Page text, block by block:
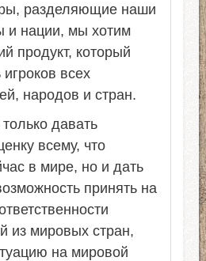
разделяющие наши
и нации, мы хотим
продукт, который
всех
народов и стран.
давать
всему, что
в мире, но и дать
принять на
из мировых стран,
на мировой